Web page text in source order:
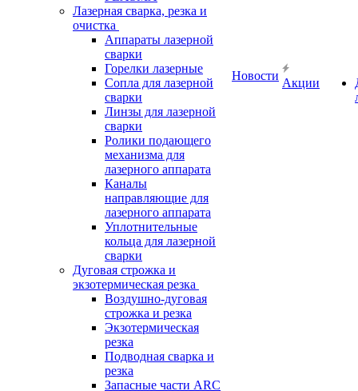
Лазерная сварка, резка и
очистка
Аппараты лазерной
сварки
Горелки лазерные
Сопла для лазерной
сварки
Линзы для лазерной
сварки
Ролики подающего
механизма для
лазерного аппарата
Каналы
направляющие для
лазерного аппарата
Уплотнительные
кольца для лазерной
сварки
Дуговая строжка и
экзотермическая резка
Воздушно-дуговая
строжка и резка
Экзотермическая
резка
Подводная сварка и
резка
Запасные части ARC
Новости
Акции